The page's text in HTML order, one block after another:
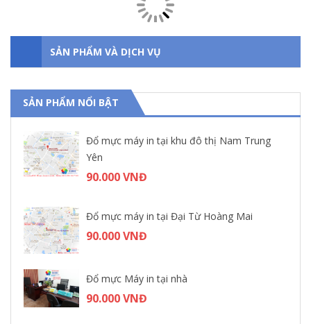
SẢN PHẨM VÀ DỊCH VỤ
SẢN PHẨM NỔI BẬT
Đổ mực máy in tại khu đô thị Nam Trung
Yên
90.000 VNĐ
Đổ mực máy in tại Đại Từ Hoàng Mai
90.000 VNĐ
Đổ mực Máy in tại nhà
90.000 VNĐ